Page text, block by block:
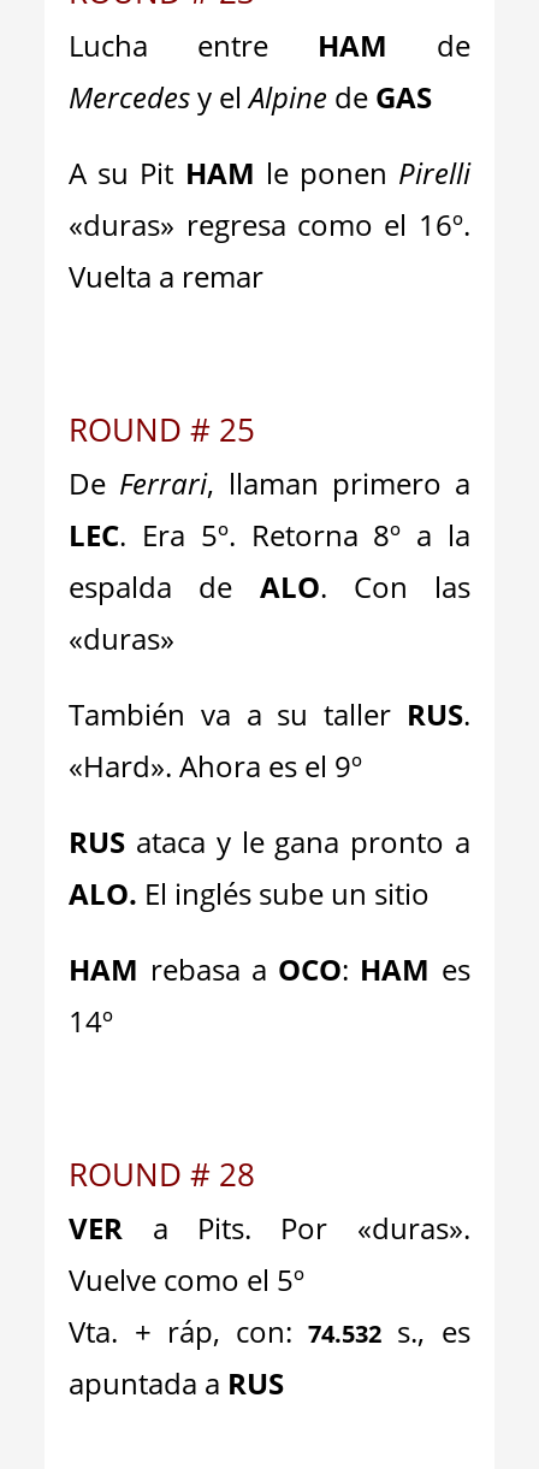
Lucha entre HAM de
Mercedesy elAlpine de GAS
A su Pit HAM le ponen Pirelli
«duras» regresa como el 16º.
Vuelta a remar
ROUND # 25
De Ferrari, llaman primero a
LEC. Era 5º. Retorna 8º a la
espalda de ALO. Con las
«duras»
También va a su taller RUS.
«Hard». Ahora es el 9º
RUS ataca y le gana pronto a
ALO. El inglés sube un sitio
HAM rebasa a OCO: HAM es
14º
ROUND # 28
VER a Pits. Por «duras».
Vuelve como el 5º
Vta. + ráp, con:74.532 s., es
apuntada a RUS